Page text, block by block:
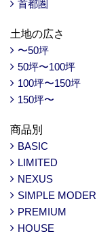
首都圏
土地の広さ
〜50坪
50坪〜100坪
100坪〜150坪
150坪〜
商品別
BASIC
LIMITED
NEXUS
SIMPLE
PREMIUM
HOUSE